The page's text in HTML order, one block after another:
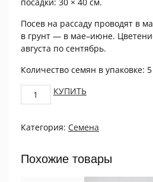
посадки: 30 × 40 см.
Посев на рассаду проводят в
в грунт — в мае–июне.
августа по сентябрь.
Количество семян в упаковке:
Астра
китайская
Драгон
5шт
ПРОЦВЕТОК
КУПИТЬ
Категория: Семена
Похожие товары